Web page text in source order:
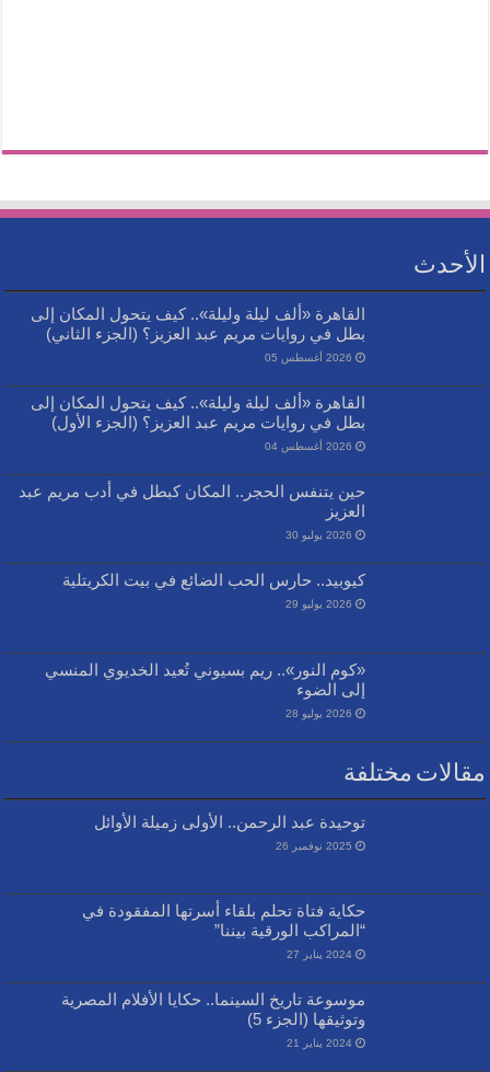
الأحدث
القاهرة «ألف ليلة وليلة».. كيف يتحول المكان إلى
بطل في روايات مريم عبد العزيز؟ (الجزء الثاني)
2026 أغسطس 05
القاهرة «ألف ليلة وليلة».. كيف يتحول المكان إلى
بطل في روايات مريم عبد العزيز؟ (الجزء الأول)
2026 أغسطس 04
حين يتنفس الحجر.. المكان كبطل في أدب مريم عبد
العزيز
2026 يوليو 30
كيوبيد.. حارس الحب الضائع في بيت الكريتلية
2026 يوليو 29
«كوم النور».. ريم بسيوني تُعيد الخديوي المنسي
إلى الضوء
2026 يوليو 28
مقالات مختلفة
توحيدة عبد الرحمن.. الأولى زميلة الأوائل
2025 نوفمبر 26
حكاية فتاة تحلم بلقاء أسرتها المفقودة في
“المراكب الورقية بيننا”
2024 يناير 27
موسوعة تاريخ السينما.. حكايا الأفلام المصرية
وتوثيقها (الجزء 5)
2024 يناير 21